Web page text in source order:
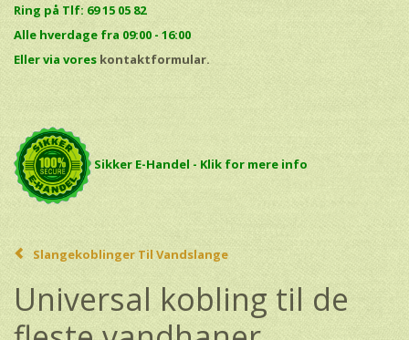
Ring på Tlf: 69 15 05 82
Alle hverdage fra 09:00 - 16:00
Eller via vores kontaktformular.
Sikker E-Handel - Klik for mere info
Slangekoblinger Til Vandslange
Universal kobling til de